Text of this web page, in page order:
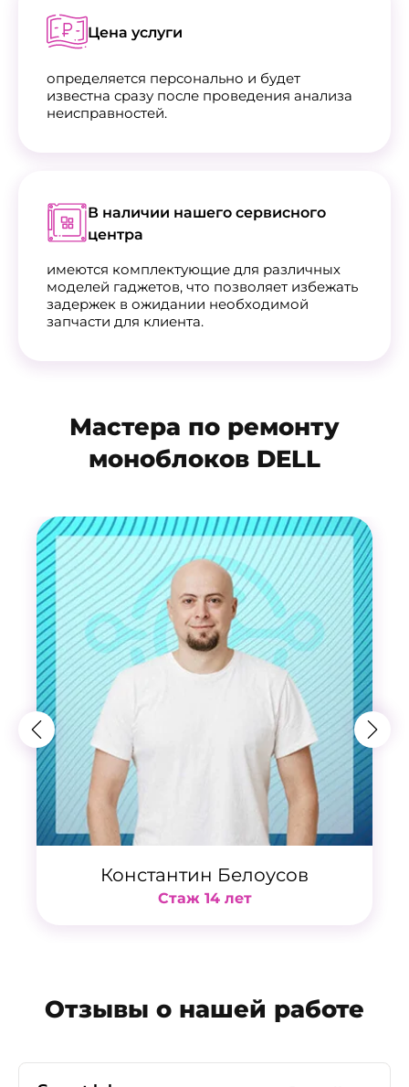
Цена услуги
определяется персонально и будет
известна сразу после проведения анализа
неисправностей.
В наличии нашего сервисного
центра
имеются комплектующие для различных
моделей гаджетов, что позволяет избежать
задержек в ожидании необходимой
запчасти для клиента.
Мастера по ремонту
моноблоков DELL
Константин Белоусов
Стаж 14 лет
Отзывы о нашей работе